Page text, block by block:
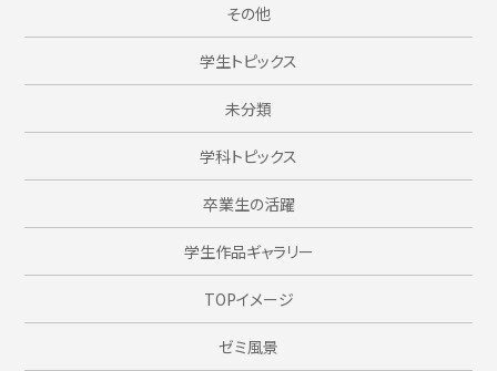
その他
学生トピックス
未分類
学科トピックス
卒業生の活躍
学生作品ギャラリー
TOPイメージ
ゼミ風景